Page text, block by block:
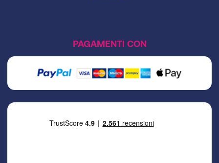
PAGAMENTI CON